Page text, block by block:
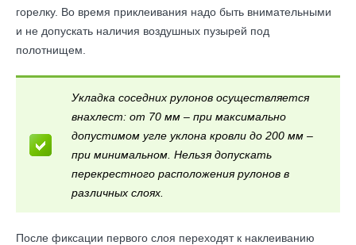
горелку. Во время приклеивания надо быть внимательными
и не допускать наличия воздушных пузырей под
полотнищем.
Укладка соседних рулонов осуществляется
внахлест: от 70 мм – при максимально
допустимом угле уклона кровли до 200 мм –
при минимальном. Нельзя допускать
перекрестного расположения рулонов в
различных слоях.
После фиксации первого слоя переходят к наклеиванию